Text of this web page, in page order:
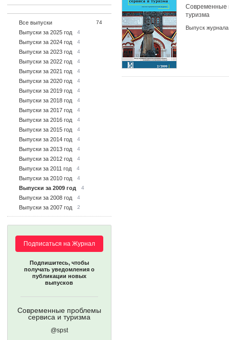
Все выпуски 74
Выпуски за 2025 год 4
Выпуски за 2024 год 4
Выпуски за 2023 год 4
Выпуски за 2022 год 4
Выпуски за 2021 год 4
Выпуски за 2020 год 4
Выпуски за 2019 год 4
Выпуски за 2018 год 4
Выпуски за 2017 год 4
Выпуски за 2016 год 4
Выпуски за 2015 год 4
Выпуски за 2014 год 4
Выпуски за 2013 год 4
Выпуски за 2012 год 4
Выпуски за 2011 год 4
Выпуски за 2010 год 4
Выпуски за 2009 год 4
Выпуски за 2008 год 4
Выпуски за 2007 год 2
Подписаться на Журнал
Подпишитесь, чтобы
получать уведомления о
публикации новых
выпусков
Современные проблемы
сервиса и туризма
@spst
Современные
туризма
Выпуск журнала